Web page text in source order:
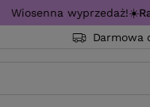
Wiosenna wyprzedaż!☀️
Darmowa